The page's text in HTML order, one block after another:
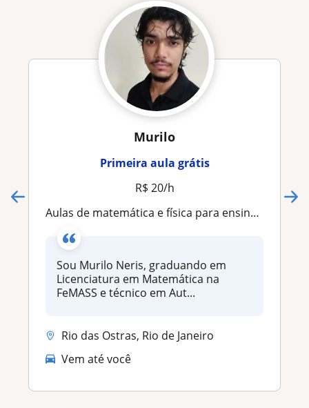
Murilo
Primeira aula grátis
R$ 20/h
Aulas de matemática e física para ensino fundamental, médio e vestibulares - aprenda de forma descontraída com foco nas suas dific
Sou Murilo Neris, graduando em
Licenciatura em Matemática na
FeMASS e técnico em Aut...
Rio das Ostras, Rio de Janeiro
Vem até você